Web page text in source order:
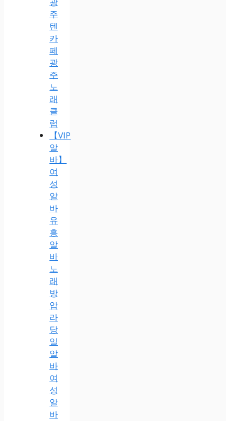
주
텐
카
페
광
주
노
래
클
럽
【VIP
알
바】
여
성
알
바
유
흥
알
바
노
래
방
압
라
당
일
알
바
여
성
알
바